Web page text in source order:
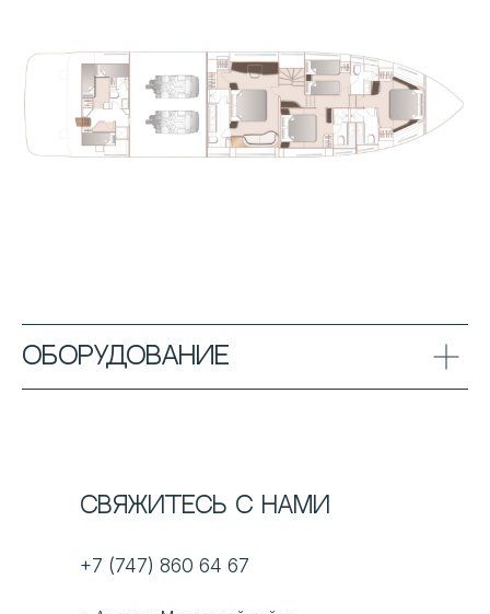
Оборудование
Свяжитесь с нами
+7 (747) 860 64 67